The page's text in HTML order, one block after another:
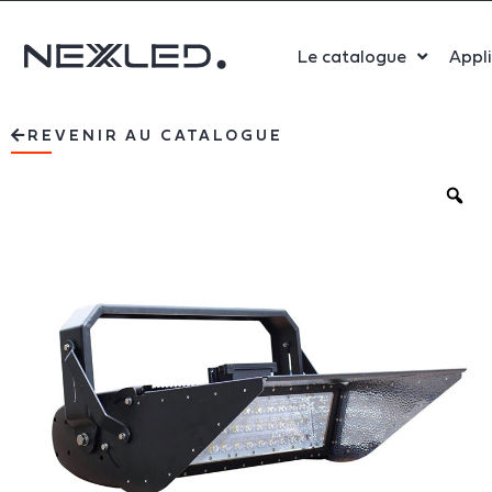
Le catalogue
Bureau
REVENIR AU CATALOGUE